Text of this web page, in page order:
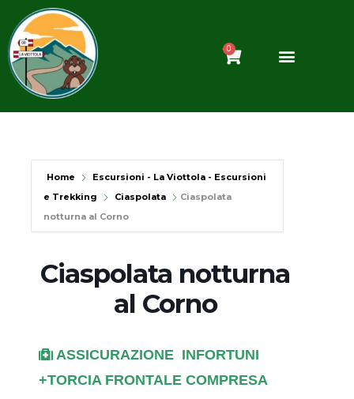
contenuto
0
Carrello
Home
Escursioni - La Viottola - Escursioni
e Trekking
Ciaspolata
Ciaspolata
notturna al Corno
Ciaspolata notturna
al Corno
ASSICURAZIONE INFORTUNI
+TORCIA FRONTALE COMPRESA